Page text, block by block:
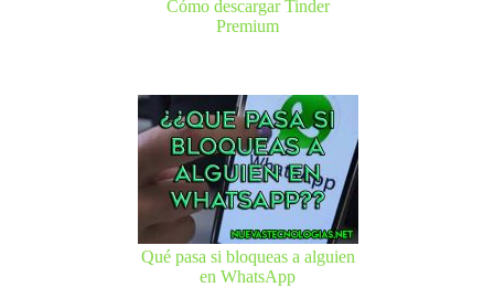
Cómo descargar Tinder
Premium
Qué pasa si bloqueas a alguien
en WhatsApp